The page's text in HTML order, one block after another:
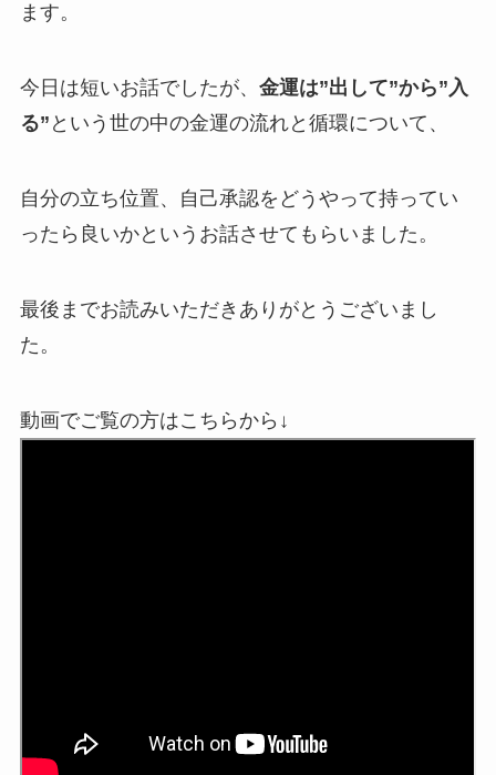
ます。
今日は短いお話でしたが、 金運は”出して”から”入
る” という 世の中の金運の流れと循環について、
自分の立ち位置、自己承認を どうやって持ってい
ったら良いかというお話させてもらいました。
最後までお読みいただきありがとうございまし
た。
動画でご覧の方はこちらから↓